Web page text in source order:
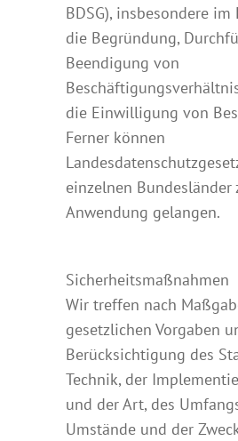
BDSG), insbesondere
die Begründung,
Beendigung von
die Einwilligung von
Ferner können
einzelnen Bundesländer
Anwendung gelangen.
Sicherheitsmaßnahmen
Wir treffen nach
gesetzlichen Vorgaben
Berücksichtigung des
Technik, der
und der Art, des
Umstände und der